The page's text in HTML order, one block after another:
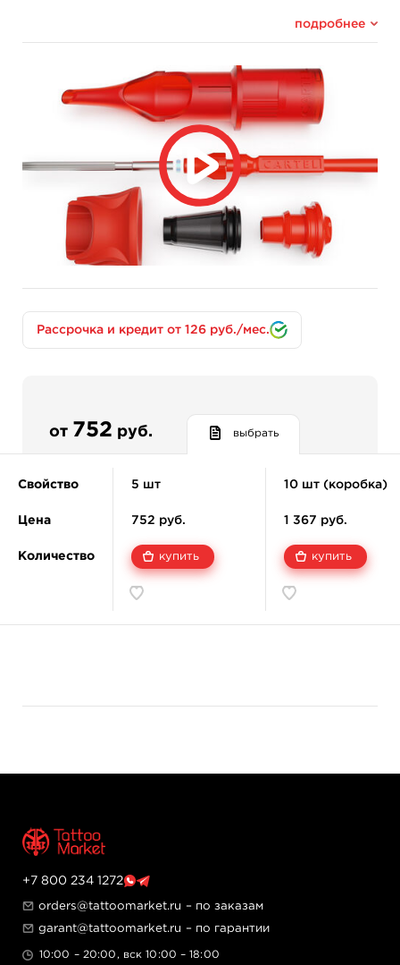
Мембрана подходит для мощных машин с длинным
ходом.
Картриджи для универсальных линий.
Стабилизатор положения игл.
Эргономичная насадка-держатель.
Информативный наконечник для контроля
подробнее
Рассрочка и кредит от 126 руб./мес.
от 752 руб. выбрать
Свойство
Цена
Количество
5 шт
752 руб.
купить
10 шт (коробка)
1 367 руб.
купить
+7 800 234 1272
orders@tattoomarket.ru – по заказам
garant@tattoomarket.ru – по гарантии
10:00 – 20:00, вск 10:00 – 18:00